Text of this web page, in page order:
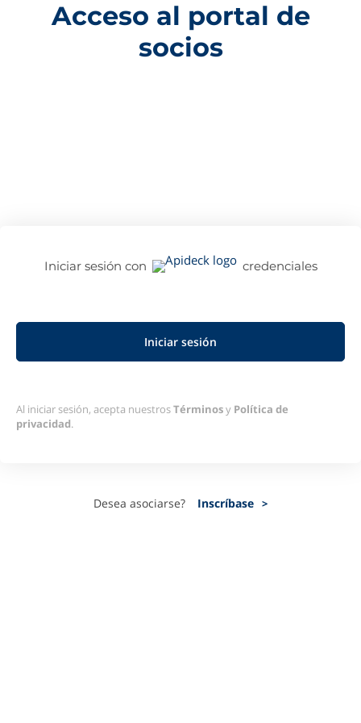
Acceso al portal de
socios
Iniciar sesión con credenciales
Iniciar sesión
Al iniciar sesión, acepta nuestrosTérminosy Política de
privacidad.
Desea asociarse? Inscríbase >